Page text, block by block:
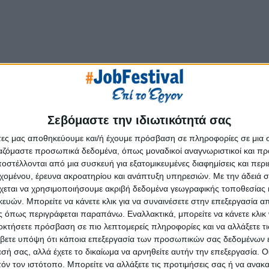
Σεβόμαστε την ιδιωτικότητά σας
μας αποθηκεύουμε και/ή έχουμε πρόσβαση σε πληροφορίες σε
προσωπικά δεδομένα, όπως μοναδικοί αναγνωριστικοί και
από μια συσκευή για εξατομικευμένες διαφημίσεις και
έρευνα ακροατηρίου και ανάπτυξη υπηρεσιών. Με την άδειά
να χρησιμοποιήσουμε ακριβή δεδομένα γεωγραφικής τοποθεσίας
Μπορείτε να κάνετε κλικ για να συναινέσετε στην επεξεργασία
περιγράφεται παραπάνω. Εναλλακτικά, μπορείτε να κάνετε κλικ
πρόσβαση σε πιο λεπτομερείς πληροφορίες και να αλλάξετε
υπόψη ότι κάποια επεξεργασία των προσωπικών σας δεδομένων
σας, αλλά έχετε το δικαίωμα να αρνηθείτε αυτήν την επεξεργασία.
τον ιστότοπο. Μπορείτε να αλλάξετε τις προτιμήσεις σας ή να
επιλογή στον τομέα της ολιστικής διαχείρισης
στελεχών και εξειδικευμένου προσωπικού με πολυετή
του Facility Management έχοντας επιτυχεί διαχρονικά
και εκτός συνόρων. Οι υψηλής ποιότητας υπηρεσίες που
αναφορικά με το facility management, τις energy
τη δημιουργία λειτουργικού και ευχάριστου περιβάλλοντος.
υπηρεσιών μέσω της έρευνας και της εύρεσης
Management στην επόμενη ημέρα.Μέσω αυτής της
κόστους ενισχύοντας την επιχειρηματική τους
επιτυχίας μας. Η δέσμευση και η υποστήριξή τους
συνδεδεμένη με τη δική μας. Στο εργασιακό μας